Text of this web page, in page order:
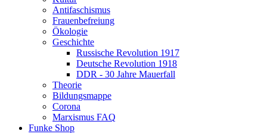
Antifaschismus
Frauenbefreiung
Ökologie
Geschichte
Russische Revolution 1917
Deutsche Revolution 1918
DDR - 30 Jahre Mauerfall
Theorie
Bildungsmappe
Corona
Marxismus FAQ
Funke Shop